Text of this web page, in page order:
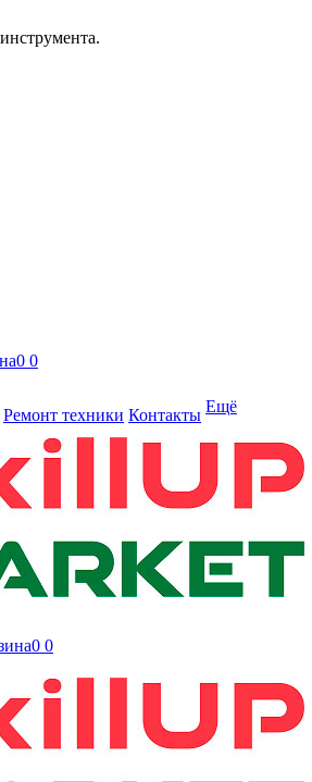
0 0
Ремонт техники Контакты Ещё
0 0